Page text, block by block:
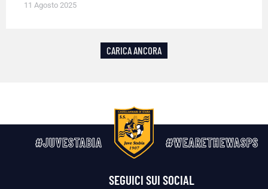
11 Agosto 2025
CARICA ANCORA
#JUVESTABIA #WEARETHEWASPS
SEGUICI SUI SOCIAL